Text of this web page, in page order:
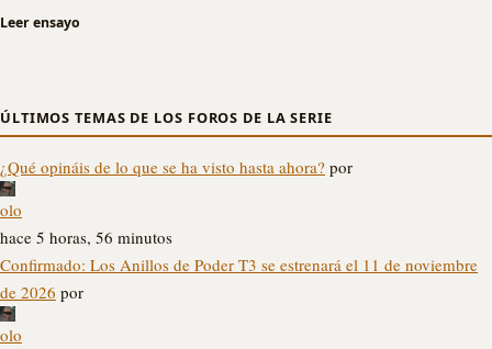
Leer ensayo
ÚLTIMOS TEMAS DE LOS FOROS DE LA SERIE
¿Qué opináis de lo que se ha visto hasta ahora? por
olo
hace 5 horas, 56 minutos
Confirmado: Los Anillos de Poder T3 se estrenará el 11 de noviembre
de 2026 por
olo